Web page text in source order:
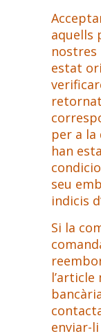
aquells
nostres
estat
per a la
han
seu
indicis
Si la
enviar-